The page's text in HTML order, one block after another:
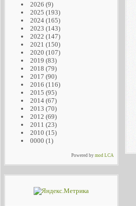
2026 (9)
2025 (193)
2024(165)
2023 (143)
2022 (147)
2021 (150)
2020 (107)
2019 (83)
2018 (79)
2017 (90)
2016 (116)
2015 (95)
2014(67)
2013 (70)
2012 (69)
2011 (23)
2010 (15)
0000 (1)
Powered bymod LCA